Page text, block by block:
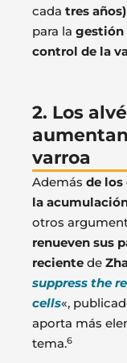
cada tres años)
para la gestión
control de la
2. Los
varroa
Además de los
la
otros
renueven sus
reciente de
suppress the
cells«,
aporta más
tema.6